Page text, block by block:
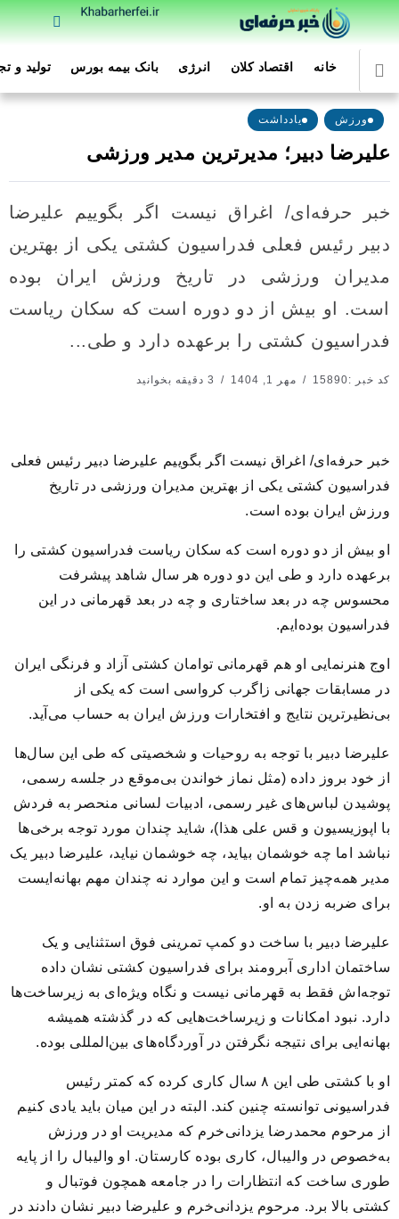
خانه اقتصاد کلان انرژی بانک بیمه بورس تولید و
ورزش یادداشت
علیرضا دبیر؛ مدیرترین مدیر ورزشی
خبر حرفه‌ای/ اغراق نیست اگر بگوییم علیرضا
دبیر رئیس فعلی فدراسیون کشتی یکی از بهترین
مدیران ورزشی در تاریخ ورزش ایران بوده
است. او بیش از دو دوره است که سکان ریاست
فدراسیون کشتی را برعهده دارد و طی...
کد خبر :15890 مهر 1, 1404
خبر حرفه‌ای/ اغراق نیست اگر بگوییم علیرضا دبیر رئیس فعلی
فدراسیون کشتی یکی از بهترین مدیران ورزشی در تاریخ
ورزش ایران بوده است.
او بیش از دو دوره است که سکان ریاست فدراسیون کشتی را
برعهده دارد و طی این دو دوره هر سال شاهد پیشرفت
محسوس چه در بعد ساختاری و چه در بعد قهرمانی در این
فدراسیون بوده‌ایم.
اوج هنرنمایی او هم قهرمانی توامان کشتی آزاد و فرنگی ایران
در مسابقات جهانی زاگرب کرواسی است که یکی از
بی‌نظیرترین نتایج و افتخارات ورزش ایران به حساب می‌آید.
علیرضا دبیر با توجه به روحیات و شخصیتی که طی این سال‌ها
از خود بروز داده (مثل نماز خواندن بی‌موقع در جلسه رسمی،
پوشیدن لباس‌های غیر رسمی، ادبیات لسانی منحصر به فردش
با اپوزیسیون و قس علی هذا)، شاید چندان مورد توجه برخی‌ها
نباشد اما چه خوشمان بیاید، چه خوشمان نیاید، علیرضا دبیر یک
مدیر همه‌چیز تمام است و این موارد نه چندان مهم بهانه‌ایست
برای ضربه زدن به او.
علیرضا دبیر با ساخت دو کمپ تمرینی فوق استثنایی و یک
ساختمان اداری آبرومند برای فدراسیون کشتی نشان داده
توجه‌اش فقط به قهرمانی نیست و نگاه ویژه‌ای به زیرساخت‌ها
دارد. نبود امکانات و زیرساخت‌هایی که در گذشته همیشه
بهانه‌ایی برای نتیجه نگرفتن در آوردگاه‌های بین‌المللی بوده.
او با کشتی طی این ۸ سال کاری کرده که کمتر رئیس
فدراسیونی توانسته چنین کند. البته در این میان باید یادی کنیم
از مرحوم محمدرضا یزدانی‌خرم که مدیریت او در ورزش
به‌خصوص در والیبال، کاری بوده کارستان. او والیبال را از پایه
طوری ساخت که انتظارات را در جامعه همچون فوتبال و
کشتی بالا برد. مرحوم یزدانی‌خرم و علیرضا دبیر نشان دادند در